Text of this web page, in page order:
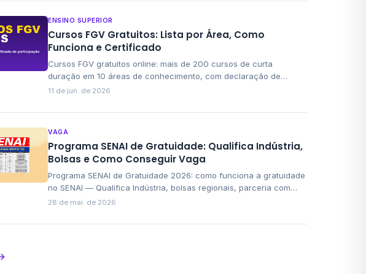
ENSINO SUPERIOR
Cursos FGV Gratuitos: Lista por Área, Como
Funciona e Certificado
Cursos FGV gratuitos online: mais de 200 cursos de curta
duração em 10 áreas de conhecimento, com declaração de
participação. Veja a lista por área, como funciona e como sai o
11 de jun. de 2026
VAGA
Programa SENAI de Gratuidade: Qualifica Indústria,
Bolsas e Como Conseguir Vaga
Programa SENAI de Gratuidade 2026: como funciona a gratuidade
no SENAI — Qualifica Indústria, bolsas regionais, parceria com
empresas e aprendizagem industrial.
28 de mai. de 2026